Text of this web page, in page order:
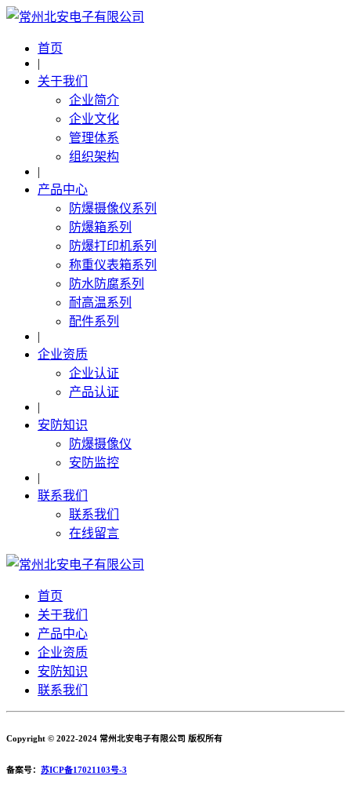
首页
|
关于我们
企业简介
企业文化
管理体系
组织架构
|
产品中心
防爆摄像仪系列
防爆箱系列
防爆打印机系列
称重仪表箱系列
防水防腐系列
耐高温系列
配件系列
|
企业资质
企业认证
产品认证
|
安防知识
防爆摄像仪
安防监控
|
联系我们
联系我们
在线留言
首页
关于我们
产品中心
企业资质
安防知识
联系我们
Copyright © 2022-2024 常州北安电子有限公司 版权所有
备案号： 苏ICP备17021103号-3